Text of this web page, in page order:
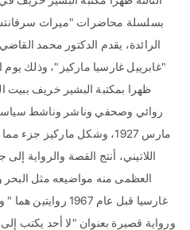
بسلسلة محاضرات "ميراث
الرائدة، يقدم الدكتور محمد
ظهرا بمكتبة البشير خريف ببيت
مارس 1927، وشكل ماركيز
اللاتيني، أنتج القصة والرواية
العظمى منه مواضيعه مثل البحر
غارسيا قبل عام